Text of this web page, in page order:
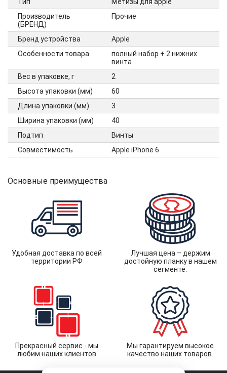
Производитель
(БРЕНД)
Прочие
Бренд устройства
Apple
Особенности товара
полный набор + 2 нижних
винта
Вес в упаковке, г
2
Высота упаковки (мм)
60
Длина упаковки (мм)
3
Ширина упаковки (мм)
40
Подтип
Винты
Совместимость
Apple iPhone 6
Основные преимущества
Удобная доставка по всей
территории РФ
Лучшая цена – держим
достойную планку в нашем
сегменте.
Прекрасный сервис - мы
любим наших клиентов
Мы гарантируем высокое
качество наших товаров.